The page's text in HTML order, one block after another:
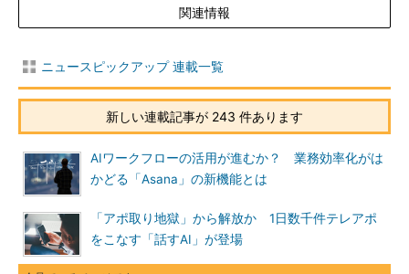
関連情報
ニュースピックアップ 連載一覧
新しい連載記事が 243 件あります
AIワークフローの活用が進むか？ 業務効率化がは
かどる「Asana」の新機能とは
「アポ取り地獄」から解放か 1日数千件テレアポ
をこなす「話すAI」が登場